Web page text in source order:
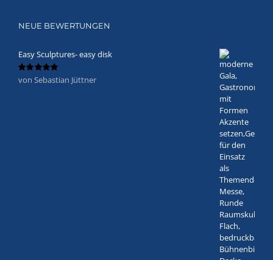
NEUE BEWERTUNGEN
Easy Sculptures- easy disk
Bewertet
von Sebastian Jüttner